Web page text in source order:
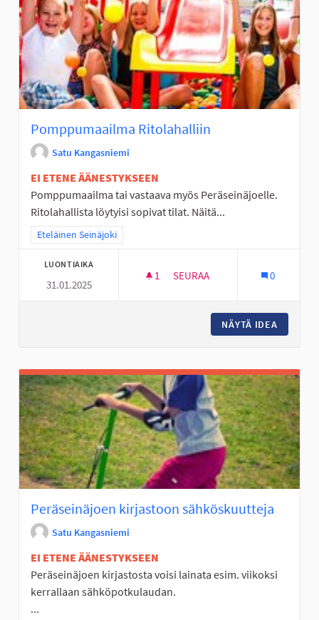
Pomppumaailma Ritolahalliin
Satu Kangasniemi
EI ETENE ÄÄNESTYKSEEN
Pomppumaailma tai vastaava myös Peräseinäjoelle.
Ritolahallista löytyisi sopivat tilat. Näitä...
Rajaa tulokset teeman mukaan: Eteläinen Seinäjoki
Eteläinen Seinäjoki
LUONTIAIKA
31.01.2025
1 1 SEURAAJA
SEURAA 0
NÄYTÄ IDEA
Peräseinäjoen kirjastoon sähköskuutteja
Satu Kangasniemi
EI ETENE ÄÄNESTYKSEEN
Peräseinäjoen kirjastosta voisi lainata esim. viikoksi
kerrallaan sähköpotkulaudan.
...